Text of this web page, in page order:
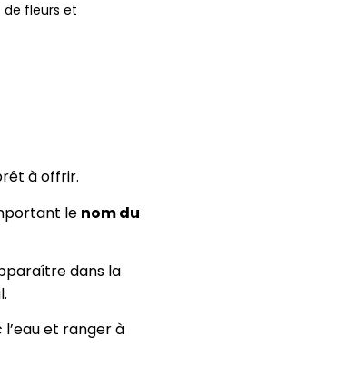
de fleurs et
à offrir.
le nom du
dans la
et ranger à